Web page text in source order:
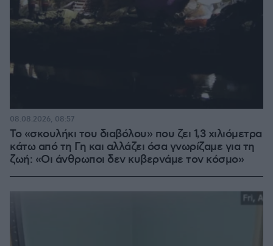
Το «σκουλήκι του διαβόλου» που ζει 1,3 χιλιόμετρα
κάτω από τη Γη και αλλάζει όσα γνωρίζαμε για τη
ζωή: «Οι άνθρωποι δεν κυβερνάμε τον κόσμο»
08.08.2026, 08:57